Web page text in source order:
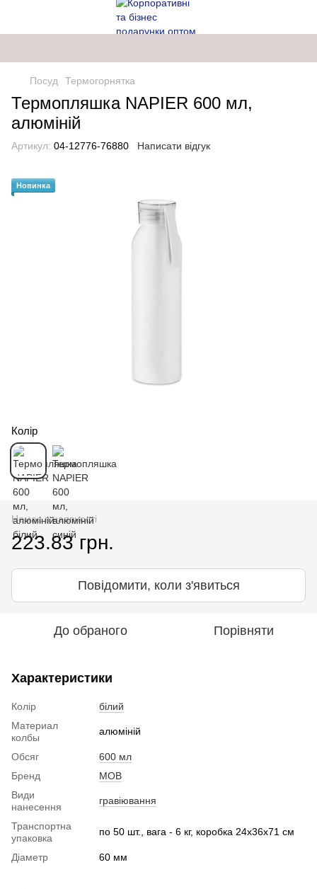
Посуд Термогорнятка
Термопляшка NAPIER 600 мл,
алюміній
Артикул: 04-12776-76880 Написати відгук
Новинка
Колір
Немає в наявності
223.83 грн.
Повідомити, коли з'явиться
До обраного Порівняти
Характеристики
Колір
білий
Материал
колбы
алюміній
Обсяг
600 мл
Бренд
MOB
Види
нанесення
гравіювання
Транспортна
упаковка
по 50 шт., вага - 6 кг, коробка 24х36х71 см
Діаметр 60 мм